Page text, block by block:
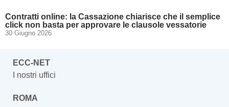
Contratti online: la Cassazione chiarisce che il semplice
click non basta per approvare le clausole vessatorie
30 Giugno 2026
ECC-NET
I nostri uffici
ROMA